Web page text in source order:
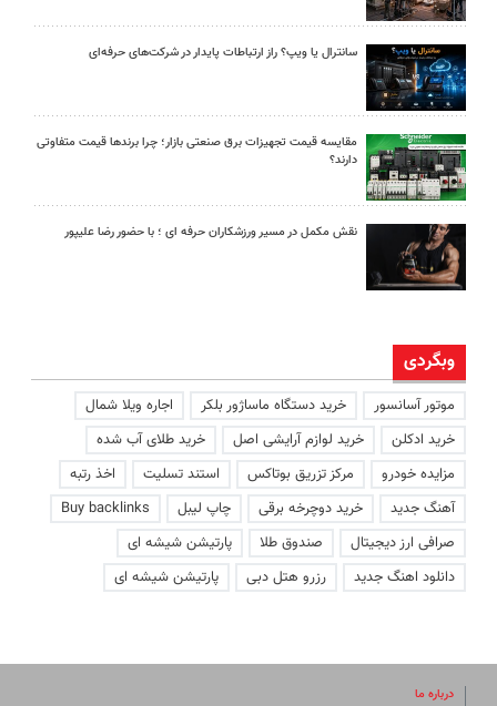
سانترال یا ویپ؟ راز ارتباطات پایدار در شرکت‌های حرفه‌ای
مقایسه قیمت تجهیزات برق صنعتی بازار؛ چرا برندها قیمت متفاوتی
دارند؟
نقش مکمل در مسیر ورزشکاران حرفه ای ؛ با حضور رضا علیپور
وبگردی
موتور آسانسور خرید دستگاه ماساژور بلکر
اجاره ویلا شمال
خرید ادکلن
خرید لوازم آرایشی اصل
خرید طلای آب شده
مزایده خودرو
مرکز تزریق بوتاکس استند تسلیت
اخذ رتبه
آهنگ جدید
خرید دوچرخه برقی چاپ لیبل
Buy backlinks
صرافی ارز دیجیتال
صندوق طلا
پارتیشن شیشه ای
دانلود اهنگ جدید
رزرو هتل دبی پارتیشن شیشه ای
درباره ما